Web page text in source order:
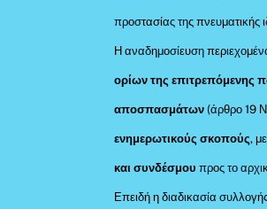
προστασίας της πνευματικής
Η αναδημοσίευση
ορίων της επιτρεπόμενης
αποσπασμάτων (άρθρο 19
ενημερωτικούς σκοπούς,
και συνδέσμου προς το
Επειδή η διαδικασία